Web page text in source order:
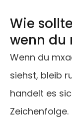
Wie
wenn du
Wenn du
siehst, bleib
handelt es
Zeichenfolge.